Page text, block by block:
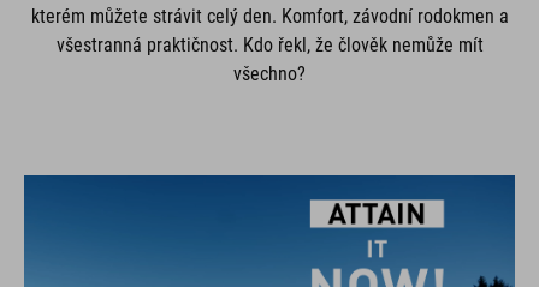
kterém můžete strávit celý den. Komfort, závodní rodokmen a
všestranná praktičnost. Kdo řekl, že člověk nemůže mít
všechno?